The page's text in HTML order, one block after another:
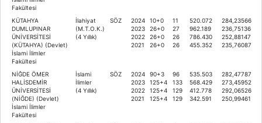
Fakültesi
KÜTAHYA
DUMLUPINAR
ÜNİVERSİTESİ
(KÜTAHYA) (Devlet)
İslami İlimler
Fakültesi
İlahiyat
(M.T.O.K.)
(4 Yıllık)
SÖZ
2024
2023
2022
2021
10+0
26+0
26+0
26+0
11
27
26
26
520.072
962.189
786.430
455.352
284,23566
236,75136
252,88147
235,76087
NİĞDE ÖMER
HALİSDEMİR
ÜNİVERSİTESİ
(NİĞDE) (Devlet)
İslami İlimler
Fakültesi
İslami
İlimler
(4 Yıllık)
SÖZ
2024
2023
2022
2021
90+3
125+4
125+4
125+4
96
133
129
129
535.503
568.429
412.778
342.591
282,47787
273,45952
292,06526
250,99461